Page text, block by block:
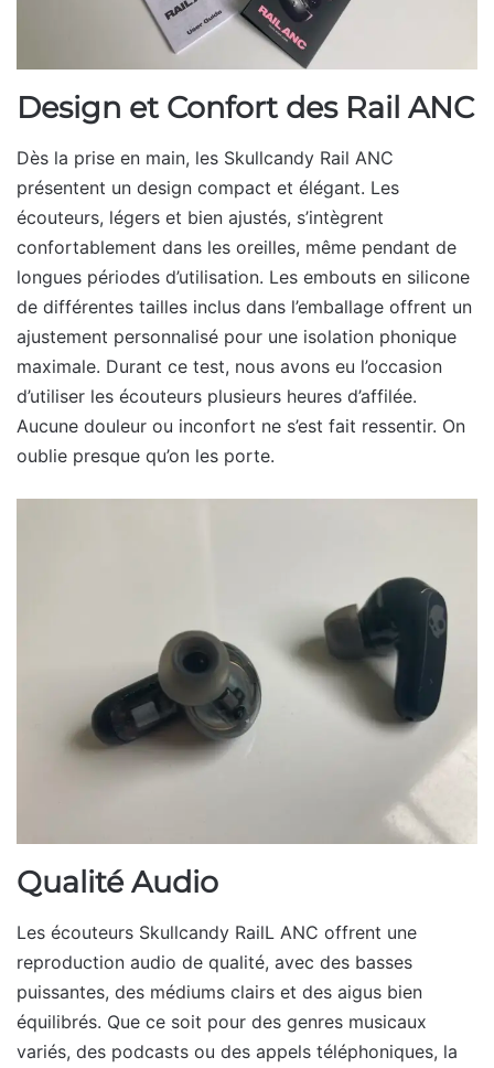
Design et Confort des Rail ANC
Dès la prise en main, les Skullcandy Rail ANC
présentent un design compact et élégant. Les
écouteurs, légers et bien ajustés, s’intègrent
confortablement dans les oreilles, même pendant de
longues périodes d’utilisation. Les embouts en silicone
de différentes tailles inclus dans l’emballage offrent un
ajustement personnalisé pour une isolation phonique
maximale. Durant ce test, nous avons eu l’occasion
d’utiliser les écouteurs plusieurs heures d’affilée.
Aucune douleur ou inconfort ne s’est fait ressentir. On
oublie presque qu’on les porte.
Qualité Audio
Les écouteurs Skullcandy RailL ANC offrent une
reproduction audio de qualité, avec des basses
puissantes, des médiums clairs et des aigus bien
équilibrés. Que ce soit pour des genres musicaux
variés, des podcasts ou des appels téléphoniques, la